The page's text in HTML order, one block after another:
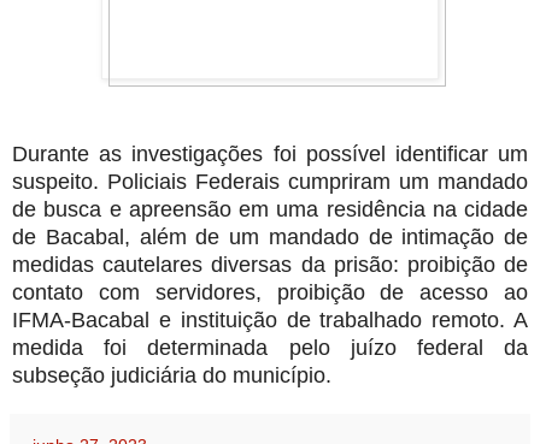
Durante as investigações foi possível identificar um
suspeito. Policiais Federais cumpriram um mandado
de busca e apreensão em uma residência na cidade
de Bacabal, além de um mandado de intimação de
medidas cautelares diversas da prisão: proibição de
contato com servidores, proibição de acesso ao
IFMA-Bacabal e instituição de trabalhado remoto. A
medida foi determinada pelo juízo federal da
subseção judiciária do município.